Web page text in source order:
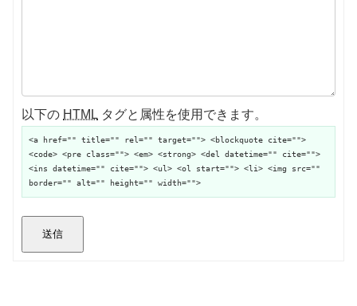
以下の HTML タグと属性を使用できます。
<a href="" title="" rel="" target=""> <blockquote cite="">
<code> <pre class=""> <em> <strong> <del datetime="" cite="">
<ins datetime="" cite=""> <ul> <ol start=""> <li> <img src=""
border="" alt="" height="" width="">
送信